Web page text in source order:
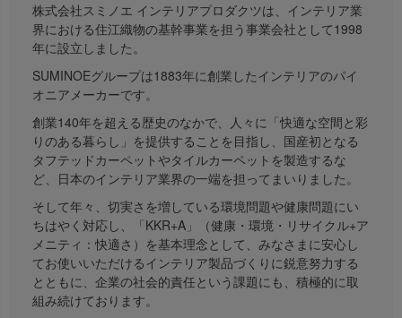
株式会社スミノエ インテリアプロダクツは、インテリア業
界における住江織物の基幹事業を担う事業会社として1998
年に設立しました。
SUMINOEグループは1883年に創業したインテリアのパイ
オニアメーカーです。
創業140年を超える歴史のなかで、人々に「快適な空間と彩
りのある暮らし」を提供することを目指し、国産初となる
タフテッドカーペットやタイルカーペットを製造するな
ど、日本のインテリア業界の一端を担ってまいりました。
そして年々、切実さを増している環境問題や健康問題にい
ちはやく対応し、「KKR+A」（健康・環境・リサイクル+ア
メニティ：快適さ）を基本理念として、みなさまに安心し
てお使いいただけるインテリア製品づくりに鋭意努力する
とともに、企業の社会的責任という課題にも、積極的に取
組み続けております。